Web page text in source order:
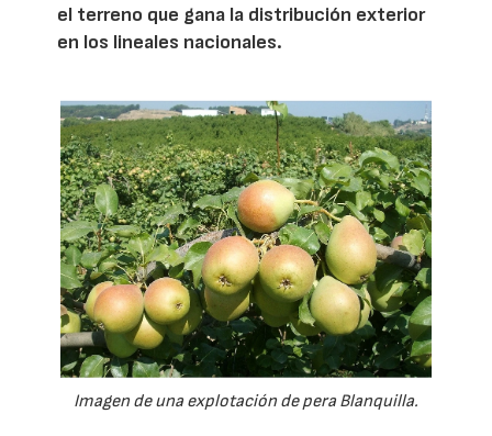
el terreno que gana la distribución exterior
en los lineales nacionales.
Imagen de una explotación de pera Blanquilla.